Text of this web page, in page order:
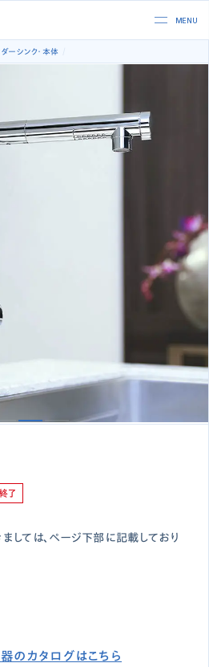
ーシンク 本体
了
しては、ページ下部に記載しており
のカタログはこちら